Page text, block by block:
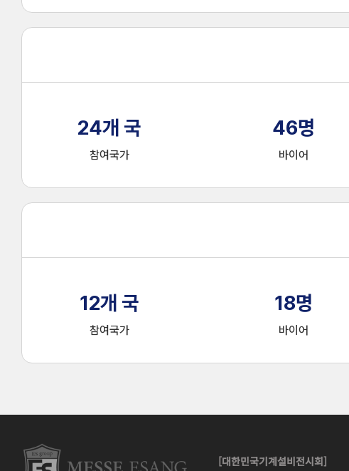
24개 국
참여국가
46명
바이어
12개 국
참여국가
18명
바이어
[대한민국기계설비전시회]